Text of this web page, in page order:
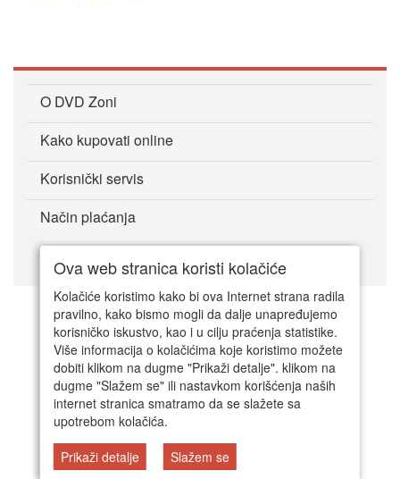
O DVD Zoni
Kako kupovati online
Korisnički servis
Način plaćanja
© DVD Zona 2024.
Ova web stranica koristi kolačiće
Kolačiće koristimo kako bi ova Internet strana radila
pravilno, kako bismo mogli da dalje unapređujemo
korisničko iskustvo, kao i u cilju praćenja statistike.
Više informacija o kolačićima koje koristimo možete
dobiti klikom na dugme "Prikaži detalje". klikom na
dugme "Slažem se" ili nastavkom korišćenja naših
internet stranica smatramo da se slažete sa
upotrebom kolačića.
Prikaži detalje
Slažem se